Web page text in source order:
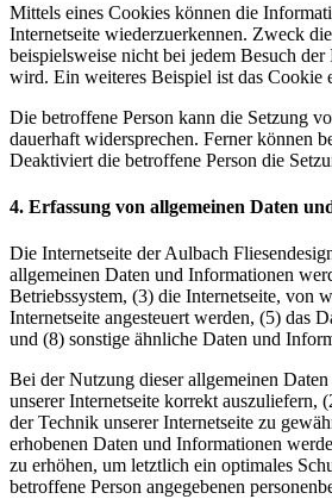
Mittels eines Cookies können die
Internetseite wiederzuerkennen. Zweck
beispielsweise nicht bei jedem Besuch
wird. Ein weiteres Beispiel ist das Cookie
Die betroffene Person kann die Setzung
dauerhaft widersprechen. Ferner können
Deaktiviert die betroffene Person die
4. Erfassung von allgemeinen Daten
Die Internetseite der Aulbach
allgemeinen Daten und Informationen
Betriebssystem, (3) die Internetseite, von
Internetseite angesteuert werden, (5) das
und (8) sonstige ähnliche Daten und
Bei der Nutzung dieser allgemeinen
unserer Internetseite korrekt auszuliefern,
der Technik unserer Internetseite zu
erhobenen Daten und Informationen
zu erhöhen, um letztlich ein optimales
betroffene Person angegebenen